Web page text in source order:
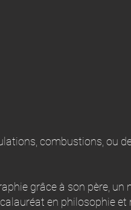
combustions, ou
grâce à son père, un
en philosophie et